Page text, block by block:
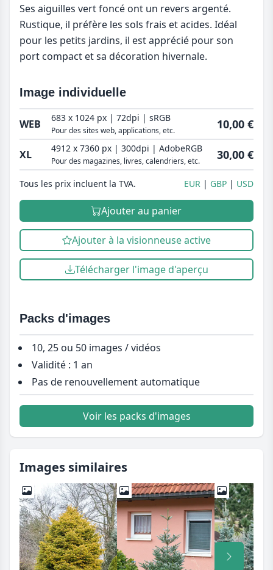
Ses aiguilles vert foncé ont un revers argenté.
Rustique, il préfère les sols frais et acides. Idéal
pour les petits jardins, il est apprécié pour son
port compact et sa décoration hivernale.
Image individuelle
WEB 683 x 1024 px | 72dpi | sRGB
Pour des sites web, applications, etc. 10,00 €
XL 4912 x 7360 px | 300dpi | AdobeRGB
Pour des magazines, livres, calendriers, etc. 30,00 €
Tous les prix incluent la TVA. EUR GBP USD
Ajouter au panier
Ajouter à la visionneuse active
Télécharger l'image d'aperçu
Packs d'images
10, 25 ou 50 images / vidéos
Validité : 1 an
Pas de renouvellement automatique
Voir les packs d'images
Images similaires